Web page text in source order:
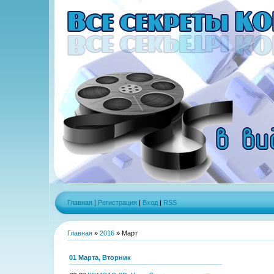
Главная | Регистрация | Вход | RSS
Главная » 2016 » Март
01 Марта, Вторник